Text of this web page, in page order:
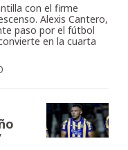
con el firme
Alexis Cantero,
paso por el fútbol
en la cuarta